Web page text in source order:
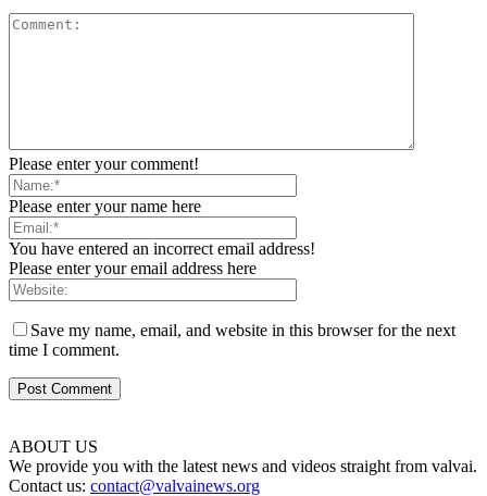
Please enter your comment!
Please enter your name here
You have entered an incorrect email address!
Please enter your email address here
Save my name, email, and website in this browser for the next
time I comment.
ABOUT US
We provide you with the latest news and videos straight from valvai.
Contact us: contact@valvainews.org